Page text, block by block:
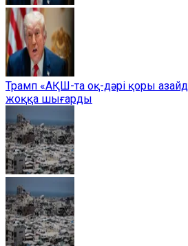
Трамп «АҚШ-та оқ-дәрі қоры
жоққа шығарды